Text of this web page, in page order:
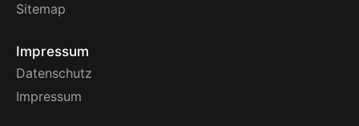
Sitemap
Impressum
Datenschutz
Impressum